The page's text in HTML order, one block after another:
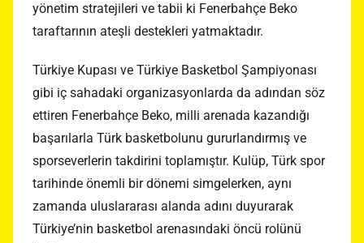
yönetim stratejileri ve tabii ki Fenerbahçe Beko
taraftarının ateşli destekleri yatmaktadır.
Türkiye Kupası ve Türkiye Basketbol Şampiyonası
gibi iç sahadaki organizasyonlarda da adından söz
ettiren Fenerbahçe Beko, milli arenada kazandığı
başarılarla Türk basketbolunu gururlandırmış ve
sporseverlerin takdirini toplamıştır. Kulüp, Türk spor
tarihinde önemli bir dönemi simgelerken, aynı
zamanda uluslararası alanda adını duyurarak
Türkiye’nin basketbol arenasındaki öncü rolünü